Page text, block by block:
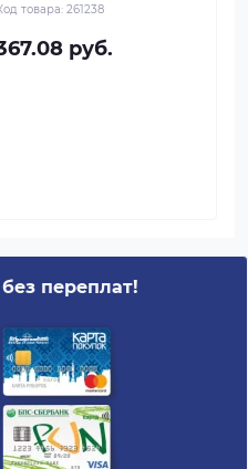
товара: 261238
руб.
переплат!